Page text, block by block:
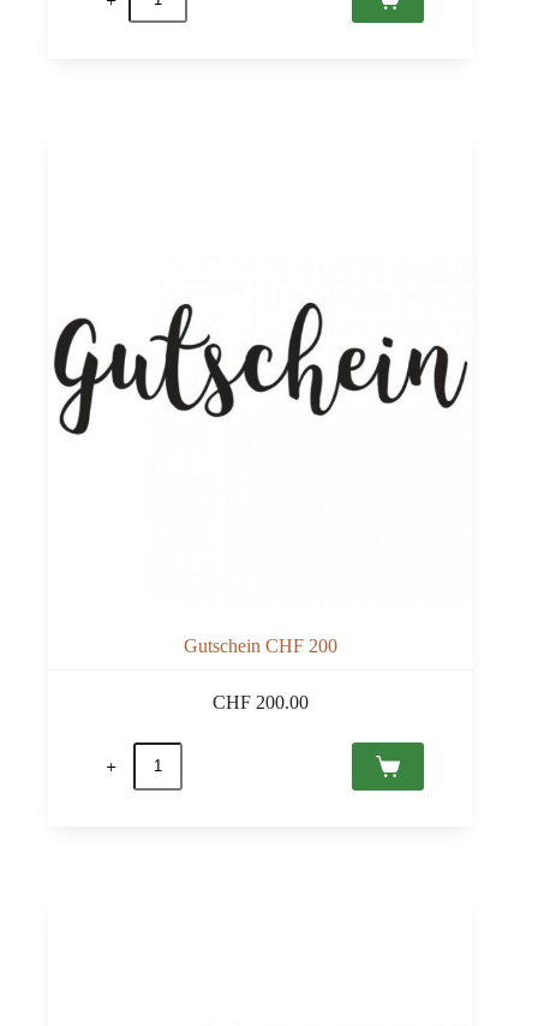
CHF
50
Gutschein CHF 200
CHF 200.00
Gutschein
CHF
200